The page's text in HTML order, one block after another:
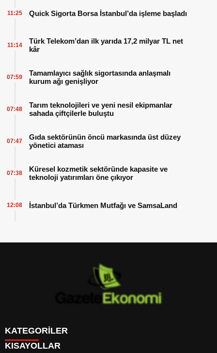
Quick Sigorta Borsa İstanbul’da işleme başladı
11:25
Türk Telekom’dan ilk yarıda 17,2 milyar TL net
kâr
11:14
Tamamlayıcı sağlık sigortasında anlaşmalı
kurum ağı genişliyor
07:59
Tarım teknolojileri ve yeni nesil ekipmanlar
sahada çiftçilerle buluştu
07:48
Gıda sektörünün öncü markasında üst düzey
yönetici ataması
07:47
Küresel kozmetik sektöründe kapasite ve
teknoloji yatırımları öne çıkıyor
07:38
İstanbul’da Türkmen Mutfağı ve SamsaLand
12:08
KATEGORİLER
KISAYOLLAR